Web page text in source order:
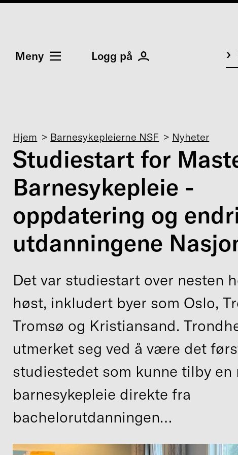
Meny Logg på
Navigasjonssti
Hjem Barnesykepleierne NSF Nyheter
Studiestart for
Barnesykepleie -
oppdatering og
utdanningene
Det var studiestart over nesten
høst, inkludert byer som Oslo,
Tromsø og Kristiansand.
utmerket seg ved å være det
studiestedet som kunne tilby en
barnesykepleie direkte fra
bachelorutdanningen…